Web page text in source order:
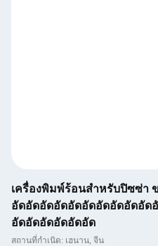
เครื่องพิมพ์ร้อนสําหรับปิซซ่า
อัดอัดอัดอัดอัดอัดอัดอัดอัดอัด
อัดอัดอัดอัดอัดอัด
สถานที่กำเนิด: เฮนาน, จีน